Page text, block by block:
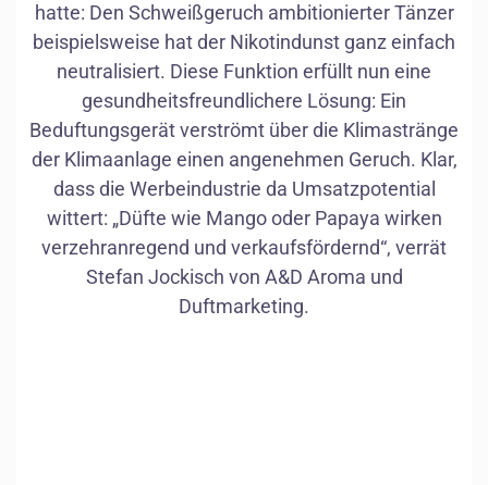
hatte: Den Schweißgeruch ambitionierter Tänzer
beispielsweise hat der Nikotindunst ganz einfach
neutralisiert. Diese Funktion erfüllt nun eine
gesundheitsfreundlichere Lösung: Ein
Beduftungsgerät verströmt über die Klimastränge
der Klimaanlage einen angenehmen Geruch. Klar,
dass die Werbeindustrie da Umsatzpotential
wittert: „Düfte wie Mango oder Papaya wirken
verzehranregend und verkaufsfördernd“, verrät
Stefan Jockisch von A&D Aroma und
Duftmarketing.
Glas
Tänzer
Duftstoff